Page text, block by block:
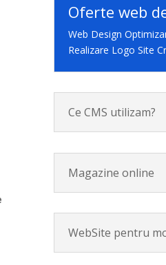
Oferte web
Web Design
Realizare Logo Site
Ce CMS utilizam?
Magazine online
WebSite pentru